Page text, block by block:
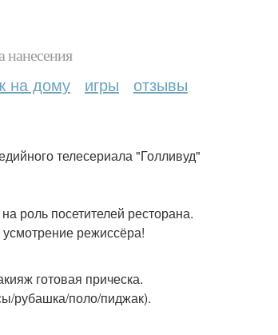
нанесения
на дому игры отзывы
телесериала "Голливуд"
роль посетителей ресторана.
режиссёра!
готовая прическа.
рубашка/поло/пиджак).